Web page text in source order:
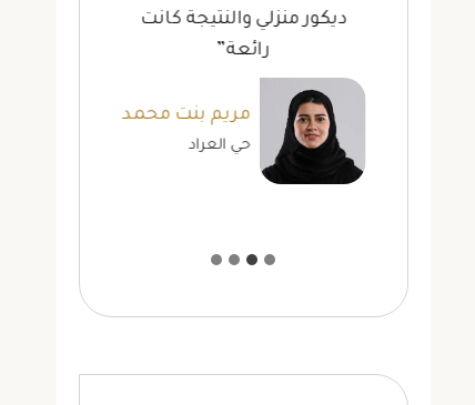
ديكور منزلي والنتيجة كانت
رائعة”
مريم بنت محمد
حي العراد